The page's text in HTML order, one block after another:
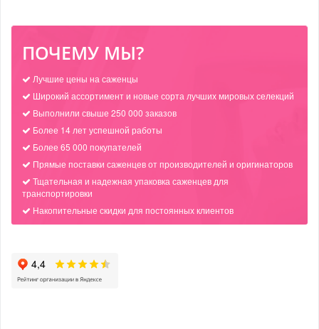
ПОЧЕМУ МЫ?
Лучшие цены на саженцы
Широкий ассортимент и новые сорта лучших мировых селекций
Выполнили свыше 250 000 заказов
Более 14 лет успешной работы
Более 65 000 покупателей
Прямые поставки саженцев от производителей и оригинаторов
Тщательная и надежная упаковка саженцев для
транспортировки
Накопительные скидки для постоянных клиентов